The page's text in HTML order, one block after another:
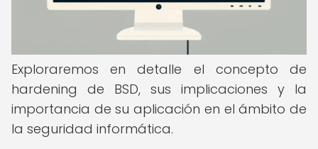
Exploraremos en detalle el concepto de
hardening de BSD, sus implicaciones y la
importancia de su aplicación en el ámbito de
la seguridad informática.